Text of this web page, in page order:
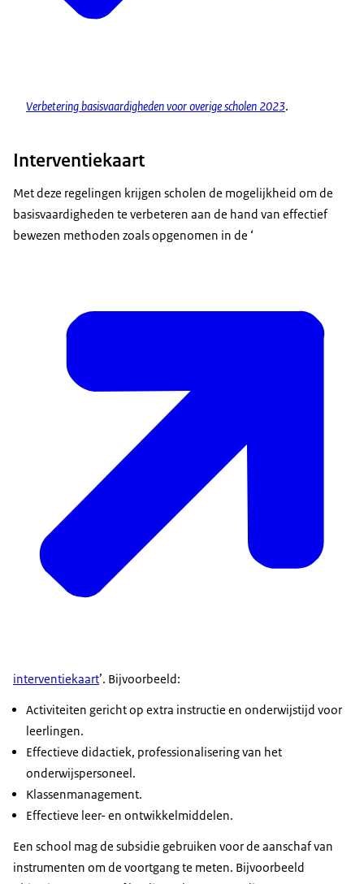
Verbetering basisvaardigheden voor overige scholen 2023.
Interventiekaart
Met deze regelingen krijgen scholen de mogelijkheid om de
basisvaardigheden te verbeteren aan de hand van effectief
bewezen methoden zoals opgenomen in de ‘
interventiekaart’. Bijvoorbeeld:
Activiteiten gericht op extra instructie en onderwijstijd voor
leerlingen.
Effectieve didactiek, professionalisering van het
onderwijspersoneel.
Klassenmanagement.
Effectieve leer- en ontwikkelmiddelen.
Een school mag de subsidie gebruiken voor de aanschaf van
instrumenten om de voortgang te meten. Bijvoorbeeld